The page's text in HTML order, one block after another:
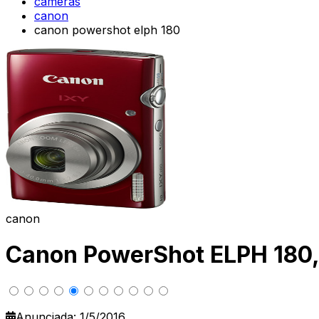
canon
canon powershot elph 180
canon
Canon PowerShot ELPH